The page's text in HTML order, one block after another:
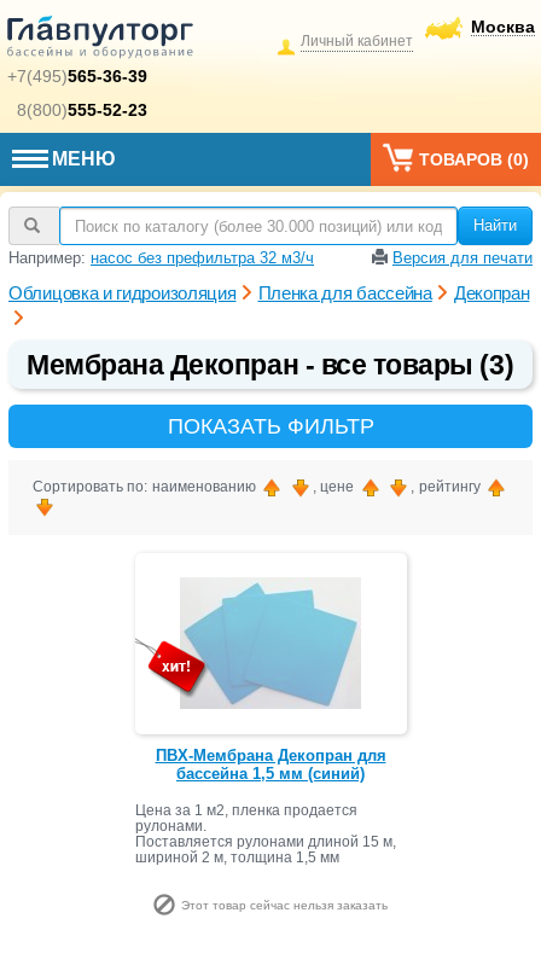
+7(495)565-36-39
8(800)555-52-23
Москва
Личный кабинет
МЕНЮ ТОВАРОВ (0)
Найти
Например: насос без префильтра 32 м3/ч Версия для печати
Облицовка и гидроизоляция Пленка для бассейна Декопран
Мембрана Декопран - все товары (3)
ПОКАЗАТЬ ФИЛЬТР
Сортировать по: наименованию , цене , рейтингу
ПВХ-Мембрана Декопран для
бассейна 1,5 мм (синий)
Цена за 1 м2, пленка продается
рулонами.
Поставляется рулонами длиной 15 м,
шириной 2 м, толщина 1,5 мм
Этот товар сейчас нельзя заказать